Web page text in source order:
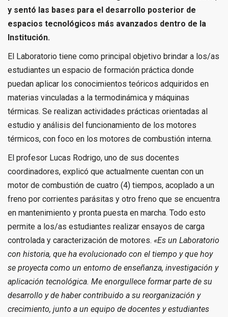
y sentó las bases para el desarrollo posterior de
espacios tecnológicos más avanzados dentro de la
Institución.
El Laboratorio tiene como principal objetivo brindar a los/as
estudiantes un espacio de formación práctica donde
puedan aplicar los conocimientos teóricos adquiridos en
materias vinculadas a la termodinámica y máquinas
térmicas. Se realizan actividades prácticas orientadas al
estudio y análisis del funcionamiento de los motores
térmicos, con foco en los motores de combustión interna.
El profesor Lucas Rodrigo, uno de sus docentes
coordinadores, explicó que actualmente cuentan con un
motor de combustión de cuatro (4) tiempos, acoplado a un
freno por corrientes parásitas y otro freno que se encuentra
en mantenimiento y pronta puesta en marcha. Todo esto
permite a los/as estudiantes realizar ensayos de carga
controlada y caracterización de motores. «Es un Laboratorio
con historia, que ha evolucionado con el tiempo y que hoy
se proyecta como un entorno de enseñanza, investigación y
aplicación tecnológica. Me enorgullece formar parte de su
desarrollo y de haber contribuido a su reorganización y
crecimiento, junto a un equipo de docentes y estudiantes